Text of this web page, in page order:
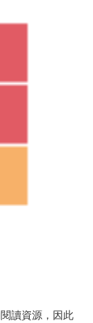
讀資源，因此